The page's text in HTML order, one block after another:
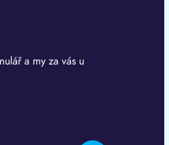
a my za vás u